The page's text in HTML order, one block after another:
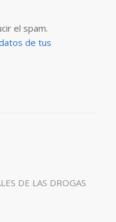
el spam.
de tus
DE LAS DROGAS